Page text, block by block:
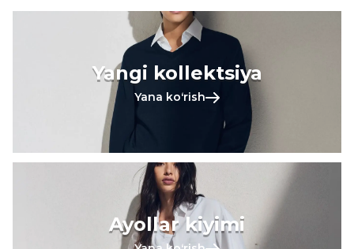
Yangi kollektsiya
Yana koʻrish
Ayollar kiyimi